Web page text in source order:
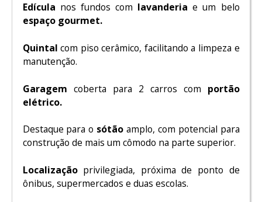
Edícula nos fundos com lavanderia e um belo
espaço gourmet.
Quintal com piso cerâmico, facilitando a limpeza e
manutenção.
Garagem coberta para 2 carros com portão
elétrico.
Destaque para o sótão amplo, com potencial para
construção de mais um cômodo na parte superior.
Localizaçãoprivilegiada, próxima de ponto de
ônibus, supermercados e duas escolas.